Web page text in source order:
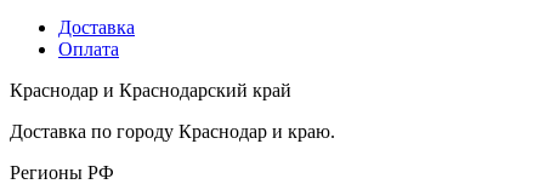
Доставка
Оплата
Краснодар и Краснодарский край
Доставка по городу Краснодар и краю.
Регионы РФ